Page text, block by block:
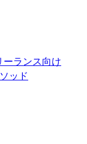
ーランス向け
ッド